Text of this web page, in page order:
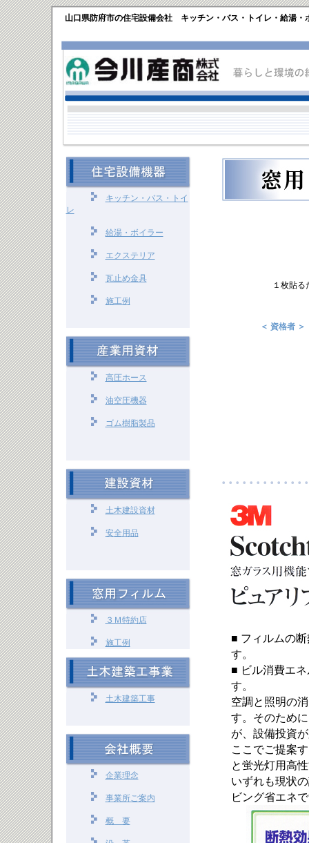
山口県防府市の住宅設備会社 キッチン・バス・トイレ・給湯
キッチン・バス・トイ
レ
給湯・ボイラー
エクステリア
瓦止め金具
施工例
高圧ホース
油空圧機器
ゴム樹脂製品
土木建設資材
安全用品
３Ｍ特約店
施工例
土木建築工事
企業理念
事業所ご案内
概 要
１枚貼
＜ 資格者 ＞
■ フィルムの
す。
■ ビル消費エ
す。
空調と照明の
す。そのため
が、設備投資
ここでご提案
と蛍光灯用高
いずれも現状
ビング省エネ